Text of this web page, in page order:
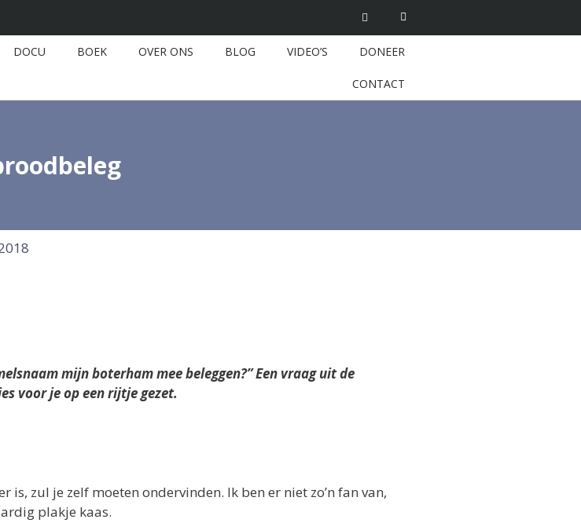
DOCU BOEK OVER ONS BLOG VIDEO’S DONEER
CONTACT
mijn boterham mee beleggen?” Een vraag uit de
voor je op een rijtje gezet.
is, zul je zelf moeten ondervinden. Ik ben er niet zo’n fan van,
plakje kaas.